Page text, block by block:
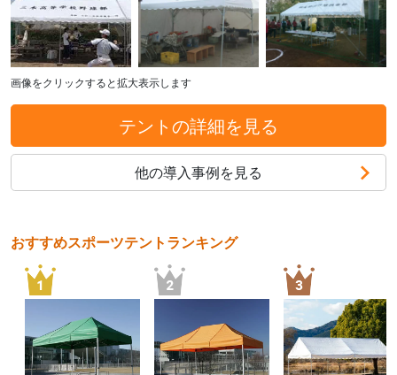
画像をクリックすると拡大表示します
テントの詳細を見る
他の導入事例を見る
おすすめスポーツテントランキング